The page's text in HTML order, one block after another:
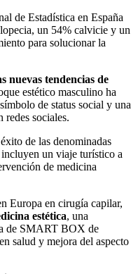
de Estadística en España
un 54% calvicie y un
para solucionar la
nuevas tendencias de
estético masculino ha
de status social y una
redes sociales.
de las denominadas
un viaje turístico a
de medicina
Europa en cirugía capilar,
estética, una
de SMART BOX de
salud y mejora del aspecto